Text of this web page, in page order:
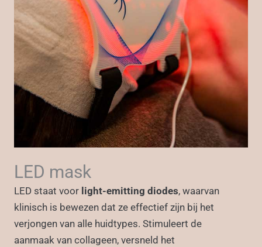
LED mask
LED staat voor light-emitting diodes, waarvan
klinisch is bewezen dat ze effectief zijn bij het
verjongen van alle huidtypes. Stimuleert de
aanmaak van collageen, versneld het